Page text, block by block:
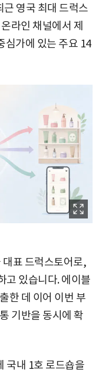
영국 최대 드럭스
라인 채널에서 제
심가에 있는 주요 14
대표 드럭스토어로,
고 있습니다. 에이블
한 데 이어 이번 부
기반을 동시에 확
국내 1호 로드숍을